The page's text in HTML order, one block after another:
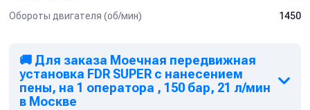
Обороты двигателя (об/мин)
1450
🚚 Для заказа Моечная передвижная
установка FDR SUPER с нанесением
пены, на 1 оператора , 150 бар, 21 л/мин
в Москве